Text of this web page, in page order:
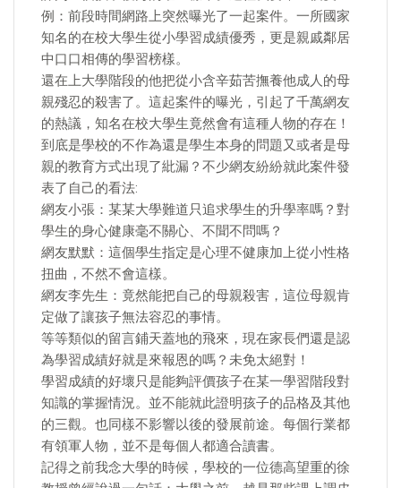
例：前段時間網路上突然曝光了一起案件。一所國家
知名的在校大學生從小學習成績優秀，更是親戚鄰居
中口口相傳的學習榜樣。
還在上大學階段的他把從小含辛茹苦撫養他成人的母
親殘忍的殺害了。這起案件的曝光，引起了千萬網友
的熱議，知名在校大學生竟然會有這種人物的存在！
到底是學校的不作為還是學生本身的問題又或者是母
親的教育方式出現了紕漏？不少網友紛紛就此案件發
表了自己的看法:
網友小張：某某大學難道只追求學生的升學率嗎？對
學生的身心健康毫不關心、不聞不問嗎？
網友默默：這個學生指定是心理不健康加上從小性格
扭曲，不然不會這樣。
網友李先生：竟然能把自己的母親殺害，這位母親肯
定做了讓孩子無法容忍的事情。
等等類似的留言鋪天蓋地的飛來，現在家長們還是認
為學習成績好就是來報恩的嗎？未免太絕對！
學習成績的好壞只是能夠評價孩子在某一學習階段對
知識的掌握情況。並不能就此證明孩子的品格及其他
的三觀。也同樣不影響以後的發展前途。每個行業都
有領軍人物，並不是每個人都適合讀書。
記得之前我念大學的時候，學校的一位德高望重的徐